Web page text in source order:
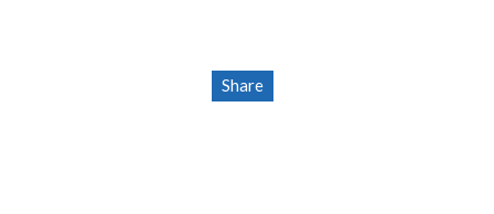
Share